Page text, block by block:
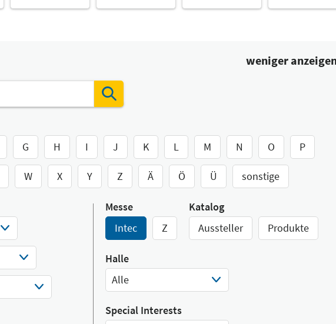
G H I J K L M N O P
W X Y Z Ä Ö Ü sonstige
Messe
Intec
Z
Katalog
Aussteller
Produkte
Halle
Alle
Select Input
Special Interests